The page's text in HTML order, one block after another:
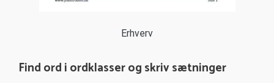
Erhverv
Find ord i ordklasser og skriv sætninger